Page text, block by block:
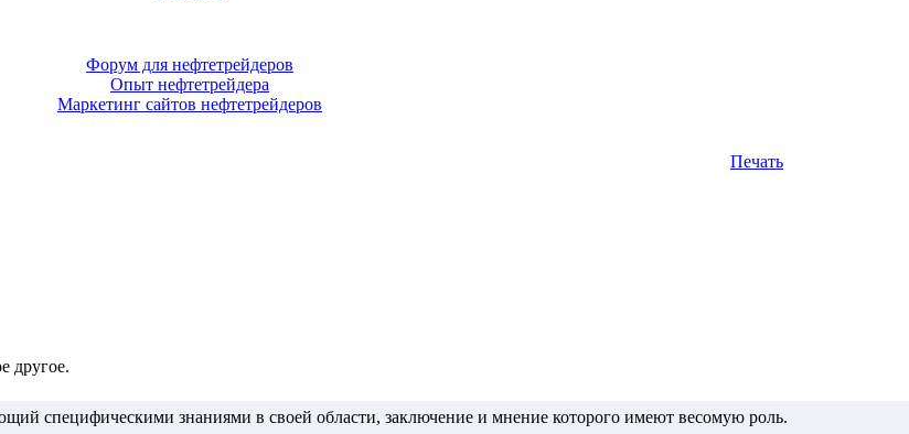
Форум для нефтетрейдеров
Опыт нефтетрейдера
Маркетинг сайтов нефтетрейдеров
Печать
другое.
специфическими знаниями в своей области, заключение и мнение которого имеют весомую роль.